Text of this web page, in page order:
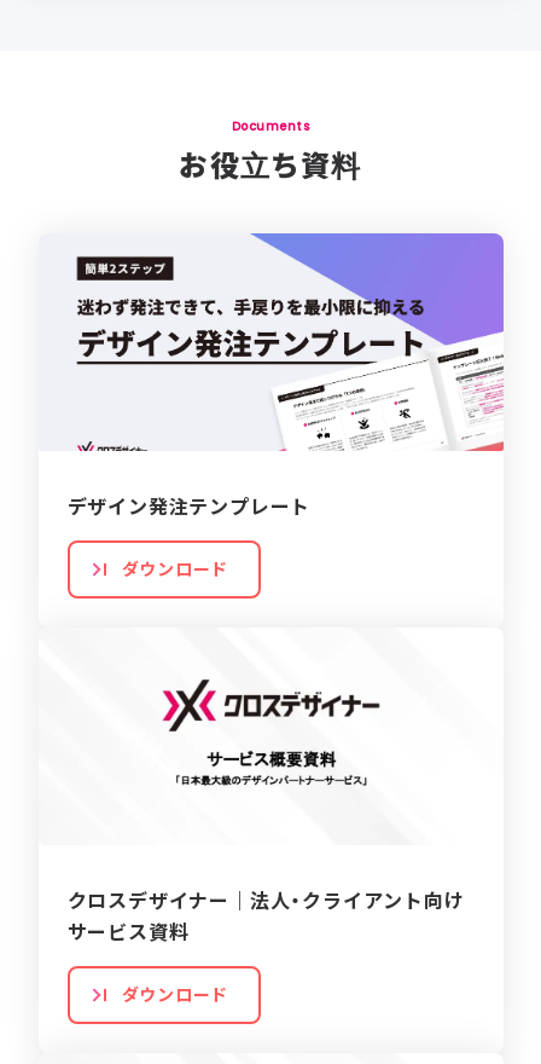
Documents
お役立ち資料
デザイン発注テンプレート
ダウンロード
クロスデザイナー｜法人・クライアント向け
サービス資料
ダウンロード